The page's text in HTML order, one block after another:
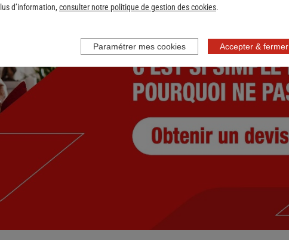
d’information, consulter notre politique de gestion des cookies.
Accepter & fermer
Paramétrer mes cookies